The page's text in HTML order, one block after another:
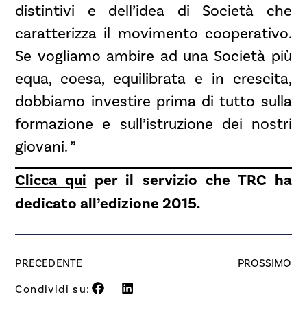
distintivi e dell’idea di Società che
caratterizza il movimento cooperativo.
Se vogliamo ambire ad una Società più
equa, coesa, equilibrata e in crescita,
dobbiamo investire prima di tutto sulla
formazione e sull’istruzione dei nostri
giovani. ”
Clicca qui per il servizio che TRC ha
dedicato all’edizione 2015.
PRECEDENTE PROSSIMO
Condividi su: